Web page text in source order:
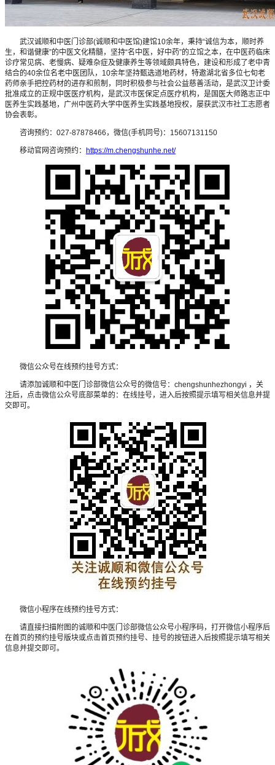
武汉诚顺和中医门诊部(诚顺和中医馆)建馆10余年，秉持“诚信为本，顺时养
生，和谐健康”的中医文化精髓，坚持“名中医，好中药”的立馆之本，在中医药临床
诊疗常见病、老慢病、疑难杂症及健康养生等领域颇具特色，建设和形成了老中青
结合的40余位名老中医团队，10余年坚持甄选道地药材，特邀湖北省多位七旬老
药师亲手把控药材的进存和煎制，同时积极参与社会公益慈善活动，是武汉卫计委
批准成立的正规中医医疗机构，是武汉市医保定点医疗机构，是国医大师路志正中
医养生实践基地，广州中医药大学中医养生实践基地授权，屡获武汉市社工志愿者
协会表彰。
咨询预约：027-87878466，微信(手机同号)：15607131150
移动官网咨询预约： https://m.chengshunhe.net/
微信公众号在线预约挂号方式：
请添加诚顺和中医门诊部微信公众号的微信号：chengshunhezhongyi ，关
注后，点击微信公众号底部菜单的：在线挂号，进入后按照提示填写相关信息并提
交即可。
微信小程序在线预约挂号方式：
请直接扫描附图的诚顺和中医门诊部微信公众号小程序码，打开微信小程序后
在首页的预约挂号版块或点击首页预约挂号、挂号的按钮进入后按照提示填写相关
信息并提交即可。